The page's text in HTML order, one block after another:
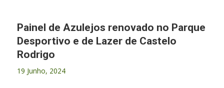
Painel de Azulejos renovado no Parque
Desportivo e de Lazer de Castelo
Rodrigo
19 Junho, 2024